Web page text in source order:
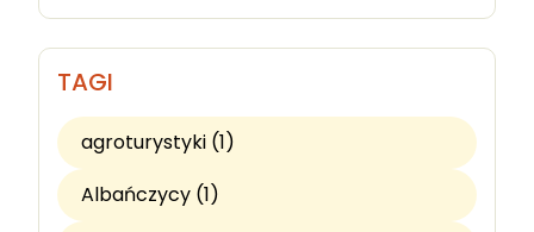
TAGI
agroturystyki (1)
Albańczycy (1)